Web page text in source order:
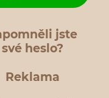
jste
své heslo?
Reklama